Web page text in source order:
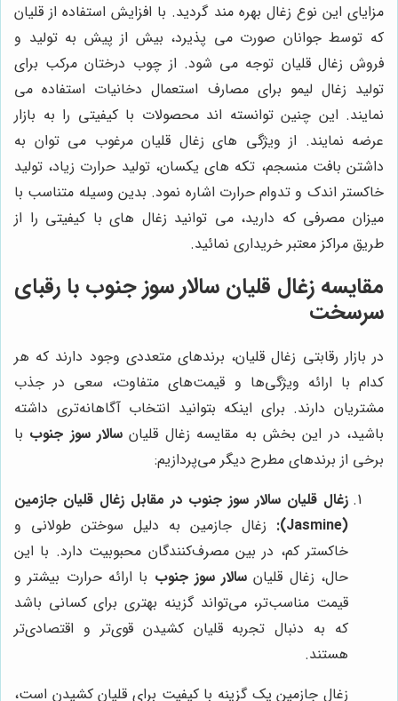
مزایای این نوع زغال بهره مند گردید. با افزایش استفاده از قلیان
که توسط جوانان صورت می پذیرد، بیش از پیش به تولید و
فروش زغال قلیان توجه می شود. از چوب درختان مرکب برای
تولید زغال لیمو برای مصارف استعمال دخانیات استفاده می
نمایند. این چنین توانسته اند محصولات با کیفیتی را به بازار
عرضه نمایند. از ویژگی های زغال قلیان مرغوب می توان به
داشتن بافت منسجم، تکه های یکسان، تولید حرارت زیاد، تولید
خاکستر اندک و تدوام حرارت اشاره نمود. بدین وسیله متناسب با
میزان مصرفی که دارید، می توانید زغال های با کیفیتی را از
طریق مراکز معتبر خریداری نمائید.
مقایسه زغال قلیان سالار سوز جنوب با رقبای
سرسخت
در بازار رقابتی زغال قلیان، برندهای متعددی وجود دارند که هر
کدام با ارائه ویژگی‌ها و قیمت‌های متفاوت، سعی در جذب
مشتریان دارند. برای اینکه بتوانید انتخاب آگاهانه‌تری داشته
باشید، در این بخش به مقایسه زغال قلیان سالار سوز جنوب با
برخی از برندهای مطرح دیگر می‌پردازیم:
زغال قلیان سالار سوز جنوب در مقابل زغال قلیان جازمین
(Jasmine):
زغال جازمین به دلیل سوختن طولانی و
خاکستر کم، در بین مصرف‌کنندگان محبوبیت دارد. با این
حال، زغال قلیان سالار سوز جنوب با ارائه حرارت بیشتر و
قیمت مناسب‌تر، می‌تواند گزینه بهتری برای کسانی باشد
که به دنبال تجربه قلیان کشیدن قوی‌تر و اقتصادی‌تر
هستند.
زغال جازمین یک گزینه با کیفیت برای قلیان کشیدن است،